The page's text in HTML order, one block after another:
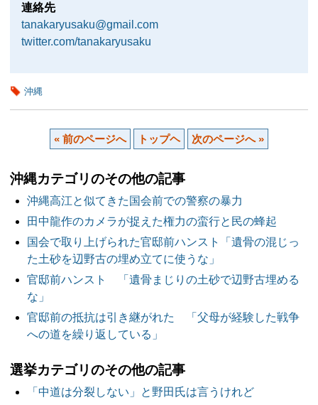
連絡先
tanakaryusaku@gmail.com
twitter.com/tanakaryusaku
沖縄
« 前のページへ トップヘ 次のページへ »
沖縄カテゴリのその他の記事
沖縄高江と似てきた国会前での警察の暴力
田中龍作のカメラが捉えた権力の蛮行と民の蜂起
国会で取り上げられた官邸前ハンスト「遺骨の混じっ
た土砂を辺野古の埋め立てに使うな」
官邸前ハンスト 「遺骨まじりの土砂で辺野古埋める
な」
官邸前の抵抗は引き継がれた 「父母が経験した戦争
への道を繰り返している」
選挙カテゴリのその他の記事
「中道は分裂しない」と野田氏は言うけれど